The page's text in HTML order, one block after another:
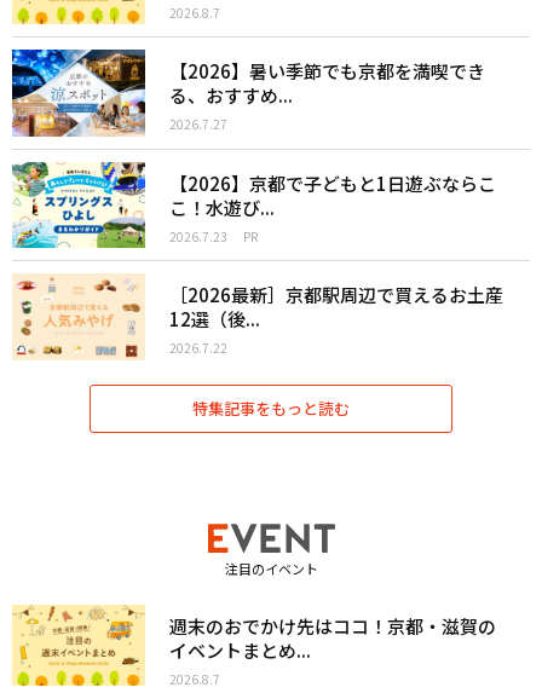
2026.8.7
【2026】暑い季節でも京都を満喫でき
る、おすすめ...
2026.7.27
【2026】京都で子どもと1日遊ぶならこ
こ！水遊び...
2026.7.23 PR
［2026最新］京都駅周辺で買えるお土産
12選（後...
2026.7.22
特集記事をもっと読む
注目のイベント
週末のおでかけ先はココ！京都・滋賀の
イベントまとめ...
2026.8.7